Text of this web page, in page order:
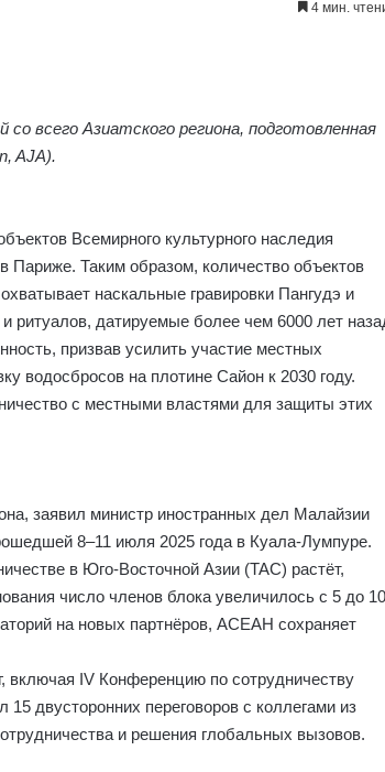
4 мин.
всего Азиатского региона, подготовленная
AJA).
Всемирного культурного наследия
Таким образом, количество объектов
наскальные гравировки Пангудэ и
датируемые более чем 6000 лет
призвав усилить участие местных
водосбросов на плотине Сайон к 2030 году.
с местными властями для защиты этих
заявил министр иностранных дел Малайзии
8–11 июля 2025 года в Куала-Лумпуре.
в Юго-Восточной Азии (TAC) растёт,
число членов блока увеличилось с 5 до
на новых партнёров, АСЕАН сохраняет
включая IV Конференцию по сотрудничеству
двусторонних переговоров с коллегами из
и решения глобальных вызовов.